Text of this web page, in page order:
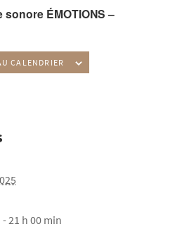
ÉMOTIONS – Toulouse
CALENDRIER
21 h 00 min